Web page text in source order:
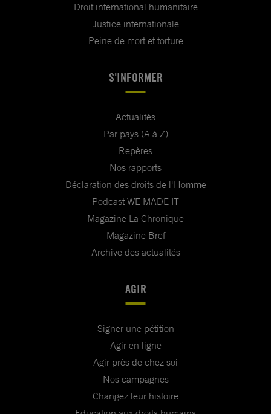
Droit international humanitaire
Justice internationale
Peine de mort et torture
S'INFORMER
Actualités
Par pays (A à Z)
Repères
Nos rapports
Déclaration des droits de l'Homme
Podcast WE MADE IT
Magazine La Chronique
Magazine Bref
Archive des actualités
AGIR
Signer une pétition
Agir en ligne
Agir près de chez soi
Nos campagnes
Changez leur histoire